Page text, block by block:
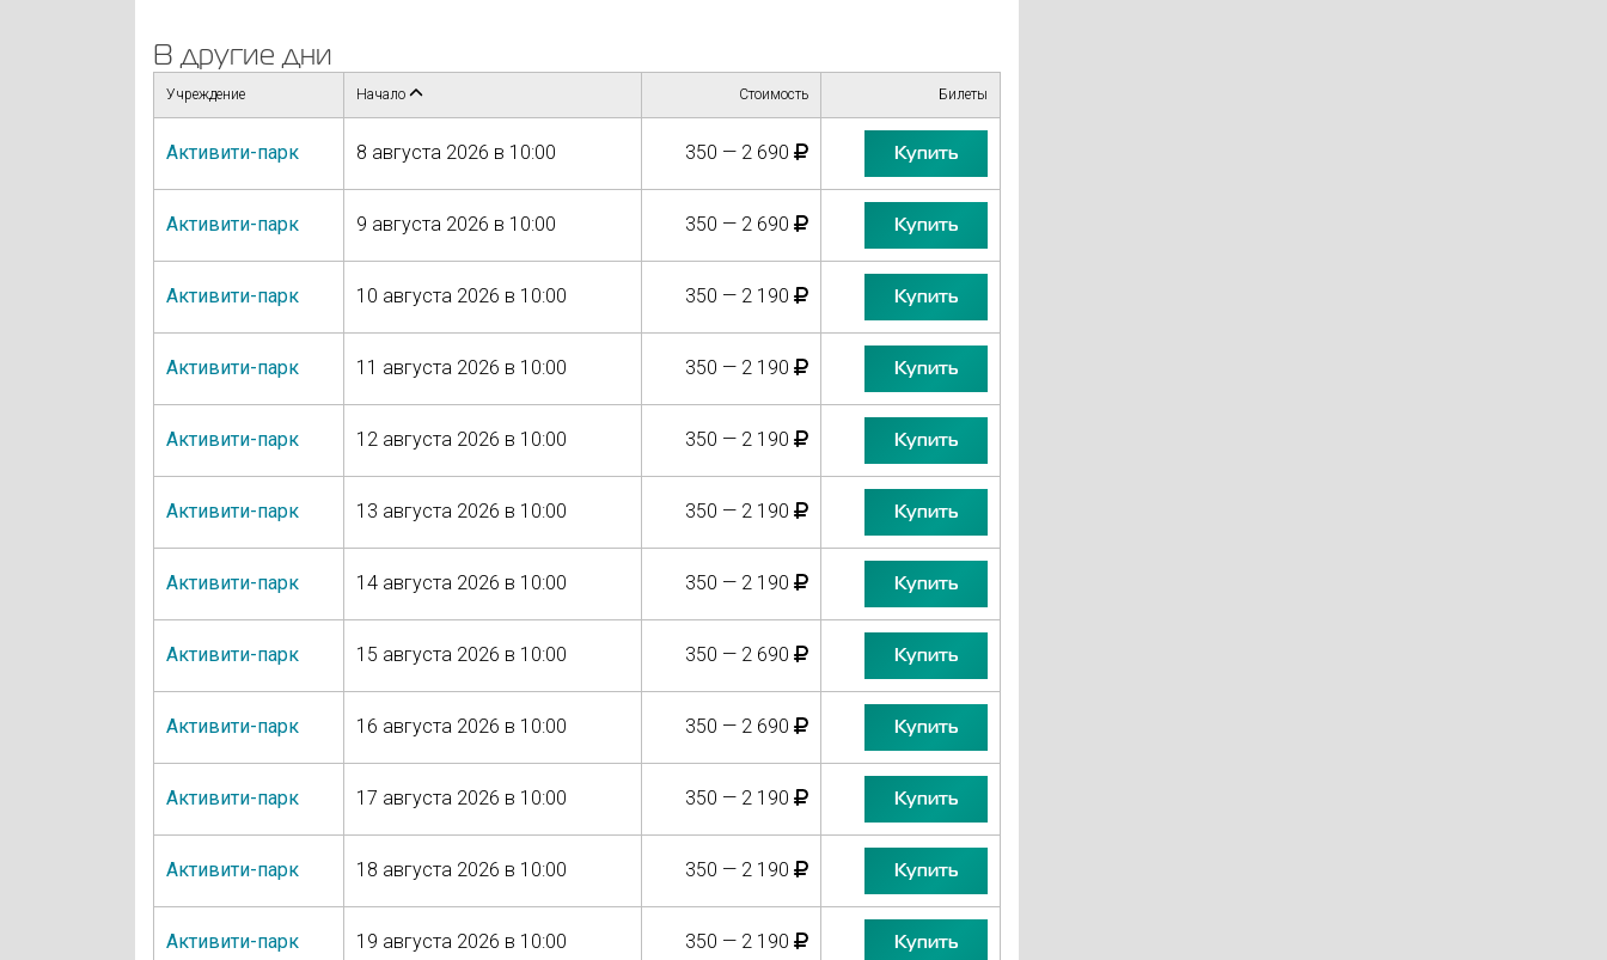
В другие дни
Учреждение Начало Стоимость Билеты
Активити-парк 8 августа 2026 в 10:00 350 — 2 690 Купить
Активити-парк 9 августа 2026 в 10:00 350 — 2 690 Купить
Активити-парк 10 августа 2026 в 10:00 350 — 2 190 Купить
Активити-парк 11 августа 2026 в 10:00 350 — 2 190 Купить
Активити-парк 12 августа 2026 в 10:00 350 — 2 190 Купить
Активити-парк 13 августа 2026 в 10:00 350 — 2 190 Купить
Активити-парк 14 августа 2026 в 10:00 350 — 2 190 Купить
Активити-парк 15 августа 2026 в 10:00 350 — 2 690 Купить
Активити-парк 16 августа 2026 в 10:00 350 — 2 690 Купить
Активити-парк 17 августа 2026 в 10:00 350 — 2 190 Купить
Активити-парк 18 августа 2026 в 10:00 350 — 2 190 Купить
Активити-парк 19 августа 2026 в 10:00 350 — 2 190 Купить